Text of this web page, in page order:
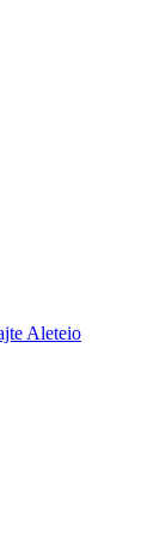
Aleteio